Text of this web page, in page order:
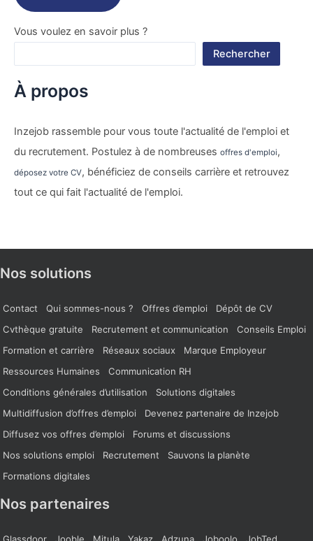
Vous voulez en savoir plus ?
Rechercher
À propos
Inzejob rassemble pour vous toute l'actualité de l'emploi et
du recrutement. Postulez à de nombreuses offres d'emploi,
déposez votre CV, bénéficiez de conseils carrière et retrouvez
tout ce qui fait l'actualité de l'emploi.
Nos solutions
Contact Qui sommes-nous ? Offres d’emploi
Dépôt de CV
Cvthèque gratuite
Recrutement et communication
Conseils Emploi
Formation et carrière
Réseaux sociaux
Marque Employeur
Ressources Humaines
Communication RH
Conditions générales d’utilisation
Solutions digitales
Multidiffusion d’offres d’emploi
Devenez partenaire de Inzejob
Diffusez vos offres d’emploi
Forums et discussions
Nos solutions emploi
Recrutement
Sauvons la planète
Formations digitales
Nos partenaires